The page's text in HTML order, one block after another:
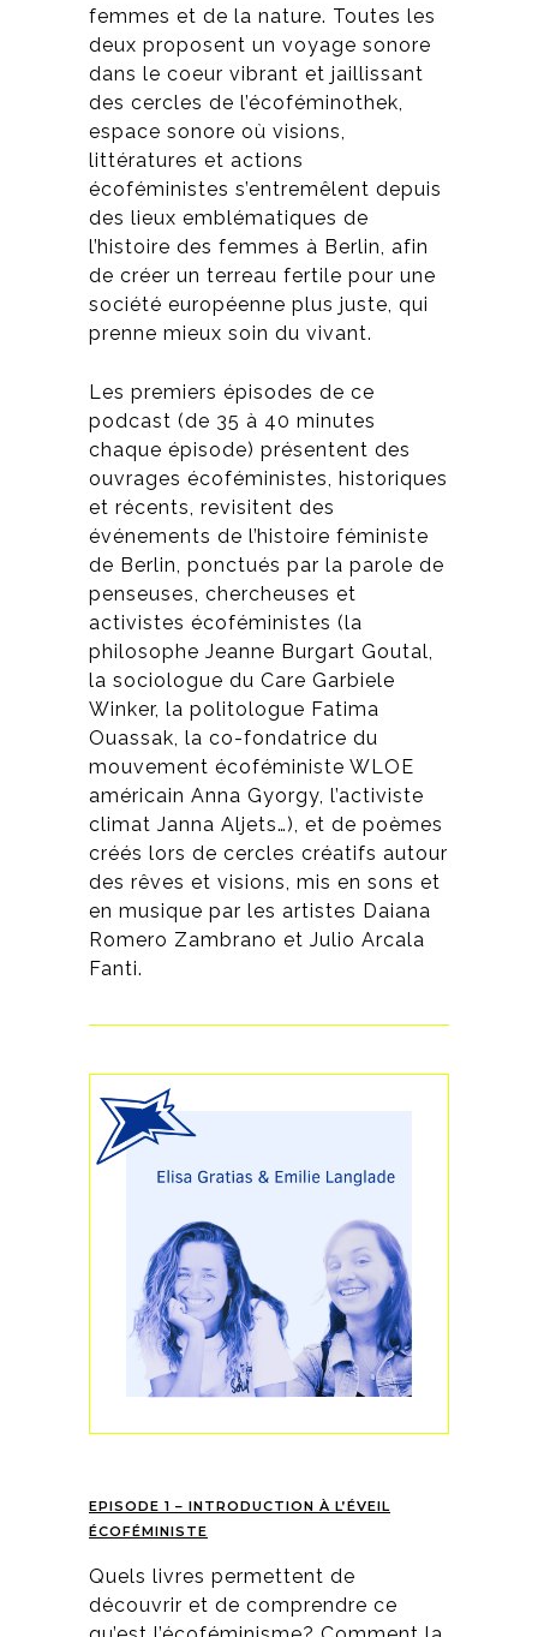
femmes et de la nature. Toutes les
deux proposent un voyage sonore
dans le coeur vibrant et jaillissant
des cercles de l’écoféminothek,
espace sonore où visions,
littératures et actions
écoféministes s’entremêlent depuis
des lieux emblématiques de
l’histoire des femmes à Berlin, afin
de créer un terreau fertile pour une
société européenne plus juste, qui
prenne mieux soin du vivant.
Les premiers épisodes de ce
podcast (de 35 à 40 minutes
chaque épisode) présentent des
ouvrages écoféministes, historiques
et récents, revisitent des
événements de l’histoire féministe
de Berlin, ponctués par la parole de
penseuses, chercheuses et
activistes écoféministes (la
philosophe Jeanne Burgart Goutal,
la sociologue du Care Garbiele
Winker, la politologue Fatima
Ouassak, la co-fondatrice du
mouvement écoféministe WLOE
américain Anna Gyorgy, l’activiste
climat Janna Aljets…), et de poèmes
créés lors de cercles créatifs autour
des rêves et visions, mis en sons et
en musique par les artistes Daiana
Romero Zambrano et Julio Arcala
Fanti.
EPISODE 1 – INTRODUCTION À L’ÉVEIL
ÉCOFÉMINISTE
Quels livres permettent de
découvrir et de comprendre ce